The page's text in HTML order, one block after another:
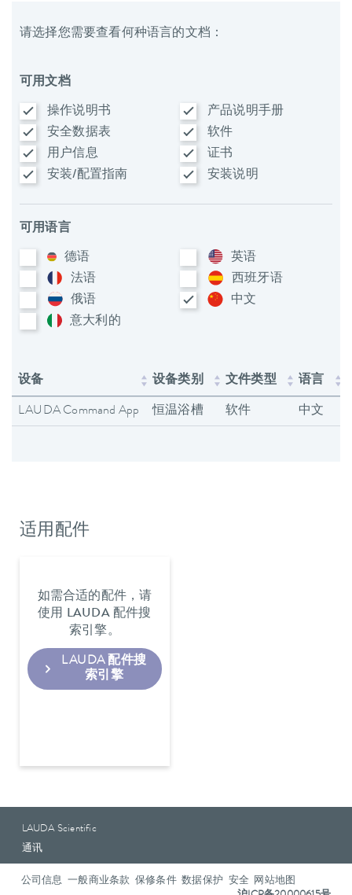
请选择您需要查看何种语言的文档：
可用文档
操作说明书
产品说明手册
安全数据表
软件
用户信息
证书
安装/配置指南
安装说明
可用语言
德语
英语
法语
西班牙语
俄语
中文
意大利​的
设备 设备类别 文件类型 语言
LAUDA Command App 恒温浴槽 软件 中文
适用配件
如需合适的配件，请
使用 LAUDA 配件搜
索引擎。
LAUDA 配件搜
索引擎
LAUDA Scientific
通讯
公司信息 一般商业条款 保修条件 数据保护 安全
网站地图